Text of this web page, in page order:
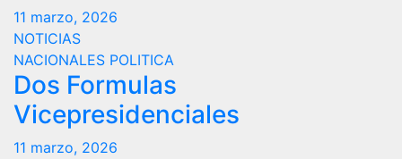
11 marzo, 2026
NOTICIAS
NACIONALES POLITICA
Dos Formulas
Vicepresidenciales
11 marzo, 2026